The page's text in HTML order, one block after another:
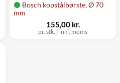
Bosch kopstålbørste, Ø 70
mm
pr. stk. | inkl. moms
155,00 kr.